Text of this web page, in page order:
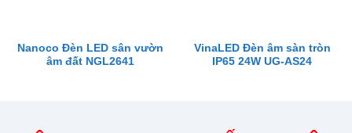
Nanoco Đèn LED sân vườn
âm đất NGL2641
VinaLED Đèn âm sàn tròn
IP65 24W UG-AS24